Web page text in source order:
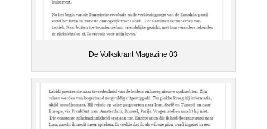
De Volkskrant Magazine 03